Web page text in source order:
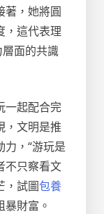
著，她將圓
，這代表理
面的共識
一起配合完
，文明是推
，“游玩是
不只察看文
，試圖包養
財富。